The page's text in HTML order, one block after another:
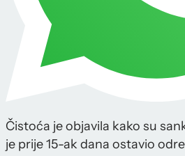
Čistoća je objavila kako su
je prije 15-ak dana ostavio